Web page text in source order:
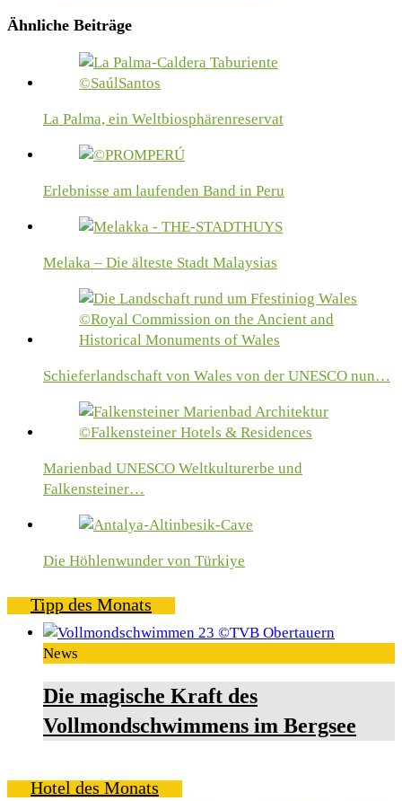
Ähnliche Beiträge
La Palma, ein Weltbiosphärenreservat
Erlebnisse am laufenden Band in Peru
Melaka – Die älteste Stadt Malaysias
Schieferlandschaft von Wales von der UNESCO nun…
Marienbad UNESCO Weltkulturerbe und
Falkensteiner…
Die Höhlenwunder von Türkiye
Tipp des Monats
News
Die magische Kraft des
Vollmondschwimmens im Bergsee
Hotel des Monats